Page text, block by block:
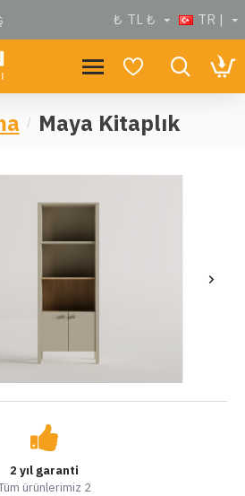
₺ TL ₺ TR |
Maya Kitaplık
2 yıl garanti
ürünlerimiz 2